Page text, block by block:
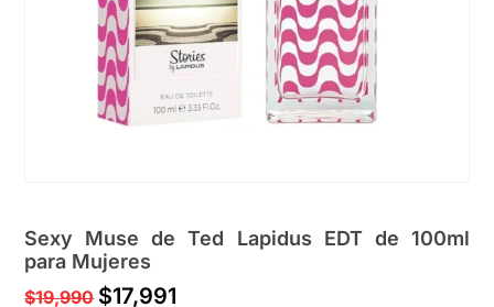
Sexy Muse de Ted Lapidus EDT de 100ml
para Mujeres
$19,990 $17,991